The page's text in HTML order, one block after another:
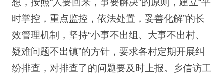
想，按照“人要回来，事要解决”的原则，建立“平
时掌控，重点监控，依法处置，妥善化解”的长
效管理机制，坚持“小事不出组、大事不出村、
疑难问题不出镇”的方针，要求各村定期开展纠
纷排查，对排查了的问题要及时上报。乡信访工